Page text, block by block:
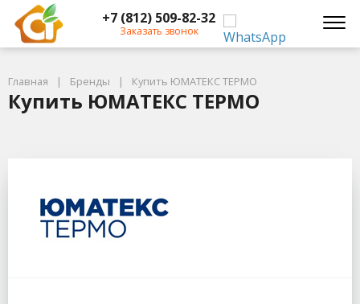
+7 (812) 509-82-32
Заказать звонок
Главная Бренды Купить ЮМАТЕКС ТЕРМО
Купить ЮМАТЕКС ТЕРМО